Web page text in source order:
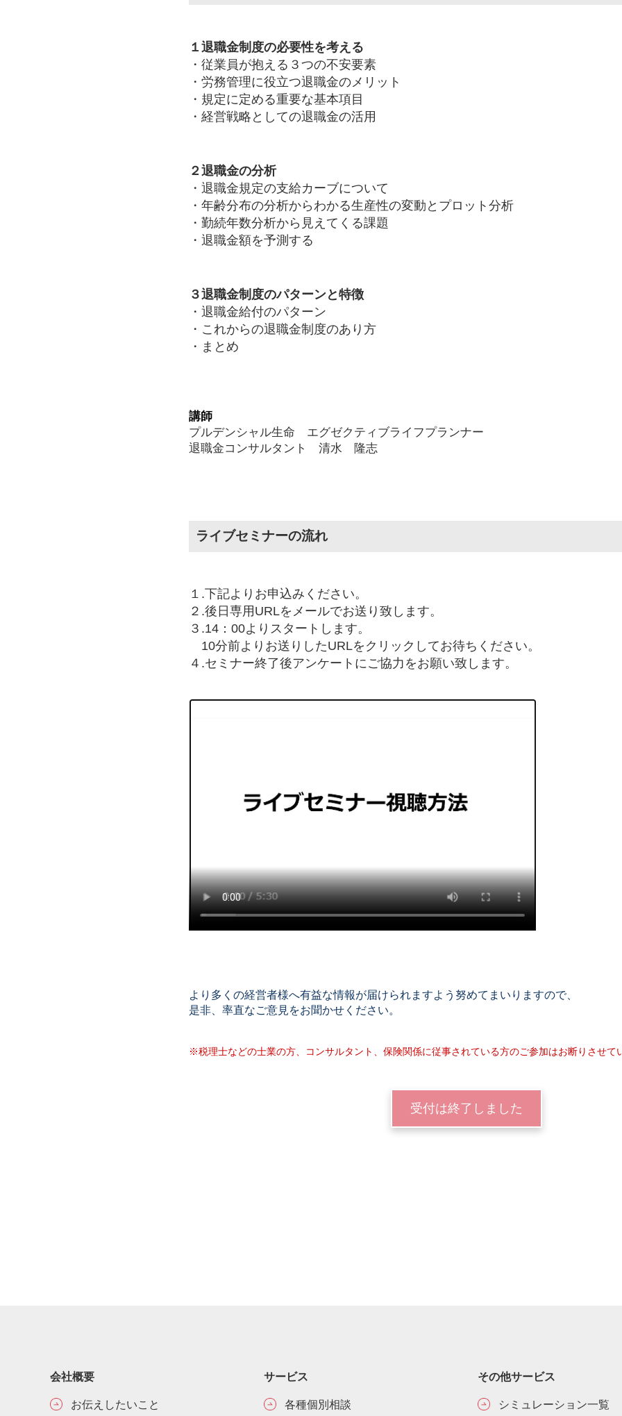
１退職金制度の必要性を考える
・従業員が抱える３つの不安要素
・労務管理に役立つ退職金のメリット
・規定に定める重要な基本項目
・経営戦略としての退職金の活用
２退職金の分析
・退職金規定の支給カーブについて
・年齢分布の分析からわかる生産性の変動とプロット分析
・勤続年数分析から見えてくる課題
・退職金額を予測する
３退職金制度のパターンと特徴
・退職金給付のパターン
・これからの退職金制度のあり方
・まとめ
講師
プルデンシャル生命 エグゼクティブライフプランナー
退職金コンサルタント 清水 隆志
ライブセミナーの流れ
１.下記よりお申込みください。
２.後日専用URLをメールでお送り致します。
３.14：00よりスタートします。
10分前よりお送りしたURLをクリックしてお待ちください。
４.セミナー終了後アンケートにご協力をお願い致します。
より多くの経営者様へ有益な情報が届けられますよう努めてまいりますので、
是非、率直なご意見をお聞かせください。
※税理士などの士業の方、コンサルタント、保険関係に従事されている方のご参加はお断りさせて
受付は終了しました
会社概要
お伝えしたいこと
サービス
各種個別相談
その他サービス
シミュレーション一覧